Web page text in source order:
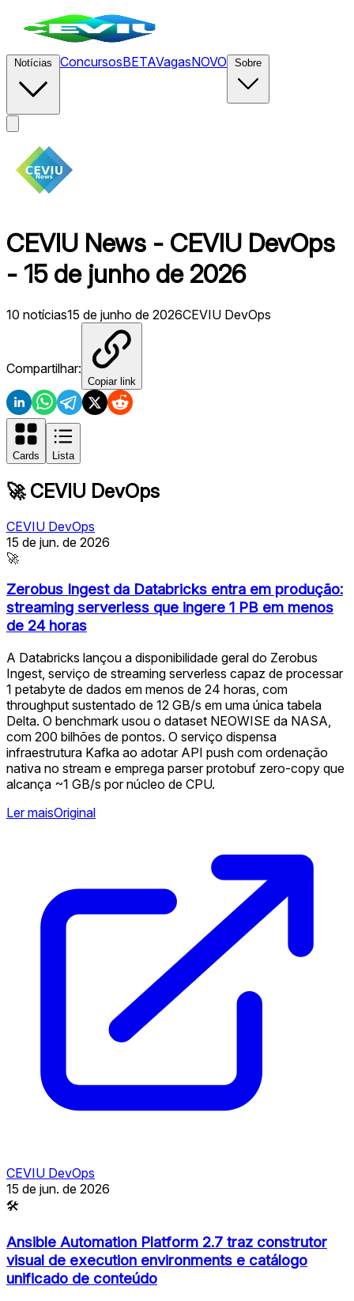
ConcursosBETAVagasNOVO
CEVIU News - CEVIU DevOps
- 15 de junho de 2026
10 notícias15 de junho de 2026CEVIU DevOps
Compartilhar:
Copiar link
Cards Lista
🚀 CEVIU DevOps
CEVIU DevOps
15 de jun. de 2026
🚀
Zerobus Ingest da Databricks entra em produção:
streaming serverless que ingere 1 PB em menos
de 24 horas
A Databricks lançou a disponibilidade geral do Zerobus
Ingest, serviço de streaming serverless capaz de processar
1 petabyte de dados em menos de 24 horas, com
throughput sustentado de 12 GB/s em uma única tabela
Delta. O benchmark usou o dataset NEOWISE da NASA,
com 200 bilhões de pontos. O serviço dispensa
infraestrutura Kafka ao adotar API push com ordenação
nativa no stream e emprega parser protobuf zero-copy que
alcança ~1 GB/s por núcleo de CPU.
Ler maisOriginal
CEVIU DevOps
15 de jun. de 2026
🛠
Ansible Automation Platform 2.7 traz construtor
visual de execution environments e catálogo
unificado de conteúdo